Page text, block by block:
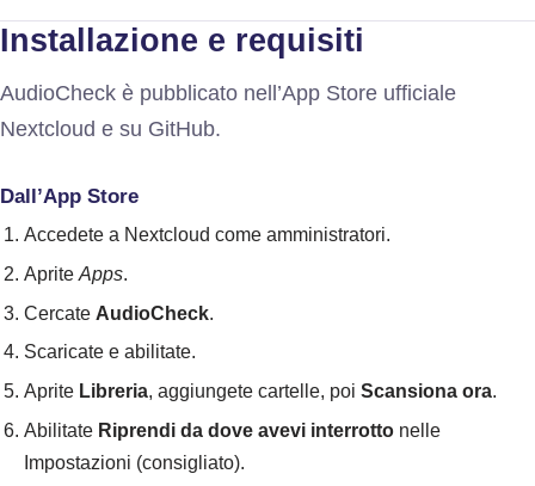
Installazione e requisiti
AudioCheck è pubblicato nell’App Store ufficiale
Nextcloud e su GitHub.
Dall’App Store
Accedete a Nextcloud come amministratori.
Aprite Apps.
Cercate AudioCheck.
Scaricate e abilitate.
Aprite Libreria, aggiungete cartelle, poi Scansiona ora.
Abilitate Riprendi da dove avevi interrotto nelle
Impostazioni (consigliato).